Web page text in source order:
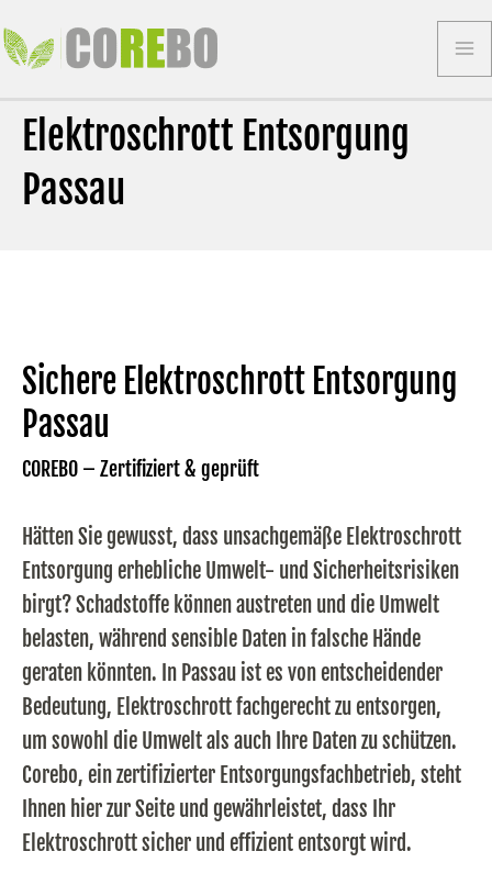
Inhalt
Elektroschrott Entsorgung
Passau
Sichere Elektroschrott Entsorgung
Passau
COREBO – Zertifiziert & geprüft
Hätten Sie gewusst, dass unsachgemäße Elektroschrott
Entsorgung erhebliche Umwelt- und Sicherheitsrisiken
birgt? Schadstoffe können austreten und die Umwelt
belasten, während sensible Daten in falsche Hände
geraten könnten. In Passau ist es von entscheidender
Bedeutung, Elektroschrott fachgerecht zu entsorgen,
um sowohl die Umwelt als auch Ihre Daten zu schützen.
Corebo, ein zertifizierter Entsorgungsfachbetrieb, steht
Ihnen hier zur Seite und gewährleistet, dass Ihr
Elektroschrott sicher und effizient entsorgt wird.